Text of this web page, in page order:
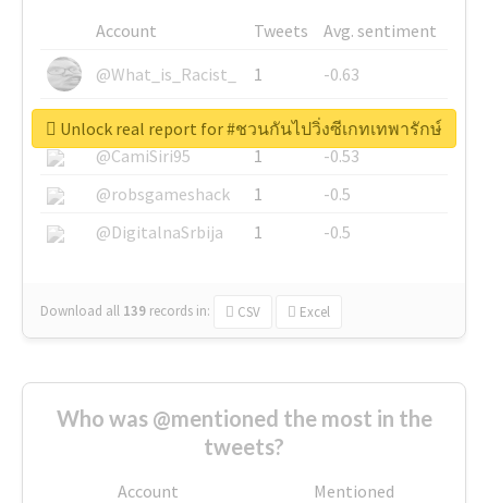
Account Tweets
Avg. sentiment
@What_is_Racist_
1
-0.63
@SkateChart
1
-0.6
@CamiSiri95
1
-0.53
@robsgameshack
1
-0.5
@DigitalnaSrbija
1 -0.5
Download all 139 records in: CSV Excel
Unlock real report for #ชวนกันไปวิ่งซีเกทเทพารักษ์
Who was @mentioned the most in the
tweets?
Account
Mentioned